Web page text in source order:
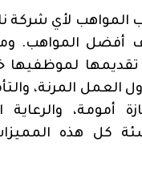
المواهب لأي شركة
المواهب.
تقديمها لموظفيها
المرنة،
أمومة، والرعاية
كل هذه